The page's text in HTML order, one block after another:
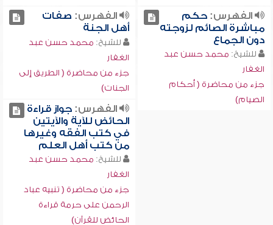
الفهرس:حكم
مباشرة الصائم لزوجته
دون الجماع
للشيخ: محمد حسن عبد
الغفار
جزء من محاضرة ( أحكام
الصيام)
الفهرس: صفات
أهل الجنة
للشيخ: محمد حسن عبد
الغفار
جزء من محاضرة ( الطريق إلى
الجنات)
الفهرس:جواز قراءة
الحائض للآية والآيتين
في كتب الفقه وغيرها
من كتب أهل العلم
للشيخ: محمد حسن عبد
الغفار
جزء من محاضرة ( تنبيه عباد
الرحمن على حرمة قراءة
الحائض للقرآن)